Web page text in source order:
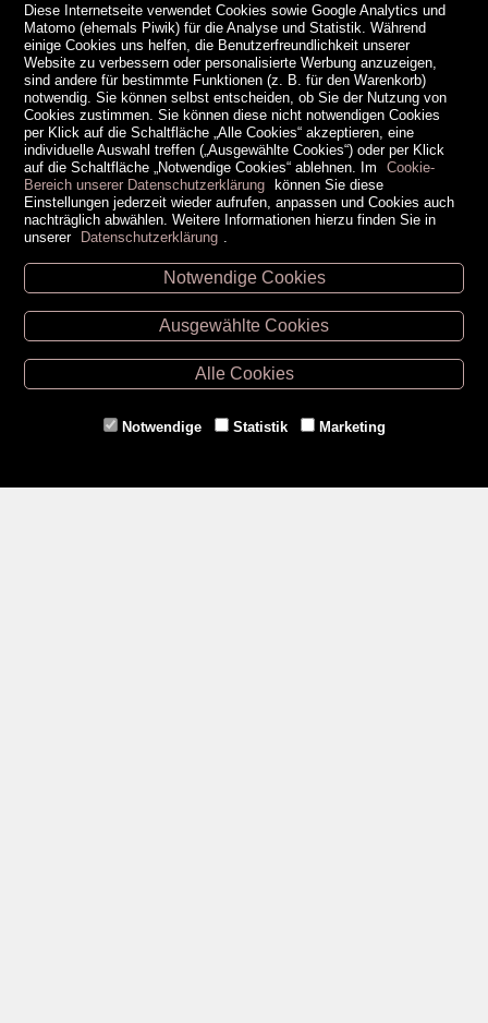
Unsere Öffnungszeiten
Retz -02942/20433
Hollabrunn -02952/30057
Eggenburg -02984/3836
Gmünd -
Diese Internetseite verwendet Cookies sowie Google Analytics und
Matomo (ehemals Piwik) für die Analyse und Statistik. Während
einige Cookies uns helfen, die Benutzerfreundlichkeit unserer
Website zu verbessern oder personalisierte Werbung anzuzeigen,
sind andere für bestimmte Funktionen (z. B. für den Warenkorb)
notwendig. Sie können selbst entscheiden, ob Sie der Nutzung von
Cookies zustimmen. Sie können diese nicht notwendigen Cookies
per Klick auf die Schaltfläche „Alle Cookies“ akzeptieren, eine
individuelle Auswahl treffen („Ausgewählte Cookies“) oder per Klick
auf die Schaltfläche „Notwendige Cookies“ ablehnen. Im
Cookie-
Bereich unserer Datenschutzerklärung können Sie diese
Einstellungen jederzeit wieder aufrufen, anpassen und Cookies auch
nachträglich abwählen. Weitere Informationen hierzu finden Sie in
unserer Datenschutzerklärung
Notwendige Cookies
Ausgewählte Cookies
Alle Cookies
Notwendige Statistik Marketing